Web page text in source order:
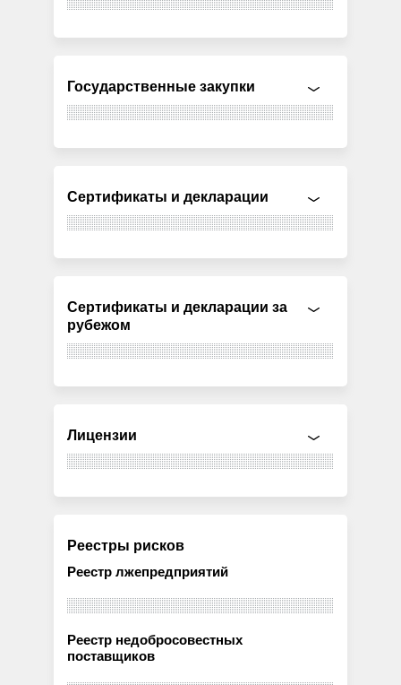
Государственные закупки
Сертификаты и декларации
Сертификаты и декларации за
рубежом
Лицензии
Реестры рисков
Реестр лжепредприятий
Реестр недобросовестных
поставщиков